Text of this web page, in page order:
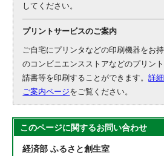
してください。
プリントサービスのご案内
ご自宅にプリンタなどの印刷機器をお
のコンビニエンスストアなどのプリン
請書等を印刷することができます。詳
ご案内ページをご覧ください。
このページに関するお問い合わせ
経済部 ふるさと創生室